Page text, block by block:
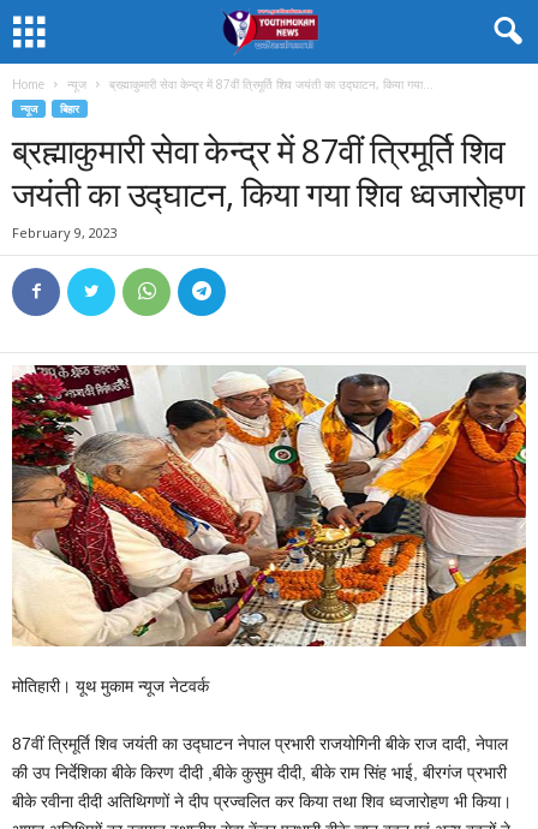
Home न्यूज ब्रह्माकुमारी सेवा केन्द्र में 87वीं त्रिमूर्ति शिव जयंती का उद्घाटन, किया गया...
न्यूज बिहार
ब्रह्माकुमारी सेवा केन्द्र में 87वीं त्रिमूर्ति शिव
जयंती का उद्घाटन, किया गया शिव ध्वजारोहण
February 9, 2023
मोतिहारी। यूथ मुकाम न्यूज नेटवर्क
87वीं त्रिमूर्ति शिव जयंती का उद्घाटन नेपाल प्रभारी राजयोगिनी बीके राज दादी, नेपाल
की उप निर्देशिका बीके किरण दीदी ,बीके कुसुम दीदी, बीके राम सिंह भाई, बीरगंज प्रभारी
बीके रवीना दीदी अतिथिगणों ने दीप प्रज्वलित कर किया तथा शिव ध्वजारोहण भी किया।